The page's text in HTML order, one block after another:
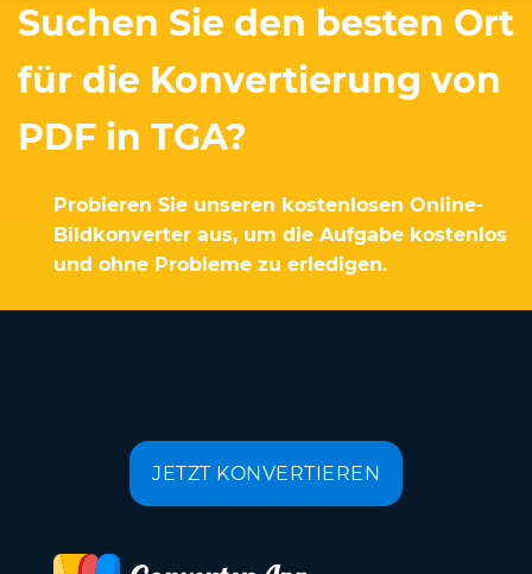
Suchen Sie den besten Ort
für die Konvertierung von
PDF in TGA?
Probieren Sie unseren kostenlosen Online-
Bildkonverter aus, um die Aufgabe kostenlos
und ohne Probleme zu erledigen.
JETZT KONVERTIEREN